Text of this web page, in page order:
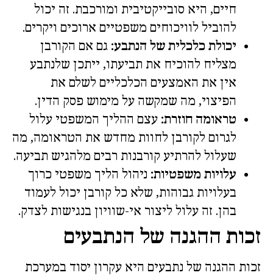
חיים, היא סובייקטיבית ומורכבת. זה יכול
להוביל לוויכוחים משפטיים ארוכים ויקרים.
יכולת כלכלית של הנתבע: גם אם הקורבן
מצליח להוכיח את תביעתו, ייתכן שלנתבע
אין את האמצעים הכלכליים לשלם את
הפיצוי, מה שמקשה על מימוש פסק הדין.
טראומה חוזרת: עצם ההליך המשפטי עלול
לגרום לקורבן לחוות מחדש את הטראומה, מה
שעלול להרתיע קורבנות רבים מלהגיש תביעה.
עלויות משפטיות: ניהול הליך משפטי כרוך
בעלויות גבוהות, שלא כל קורבן יכול לעמוד
בהן. זה עלול ליצור אי-שוויון בנגישות לצדק.
זכות ההגנה של הנתבעים
זכות ההגנה של נתבעים היא עקרון יסוד במערכת